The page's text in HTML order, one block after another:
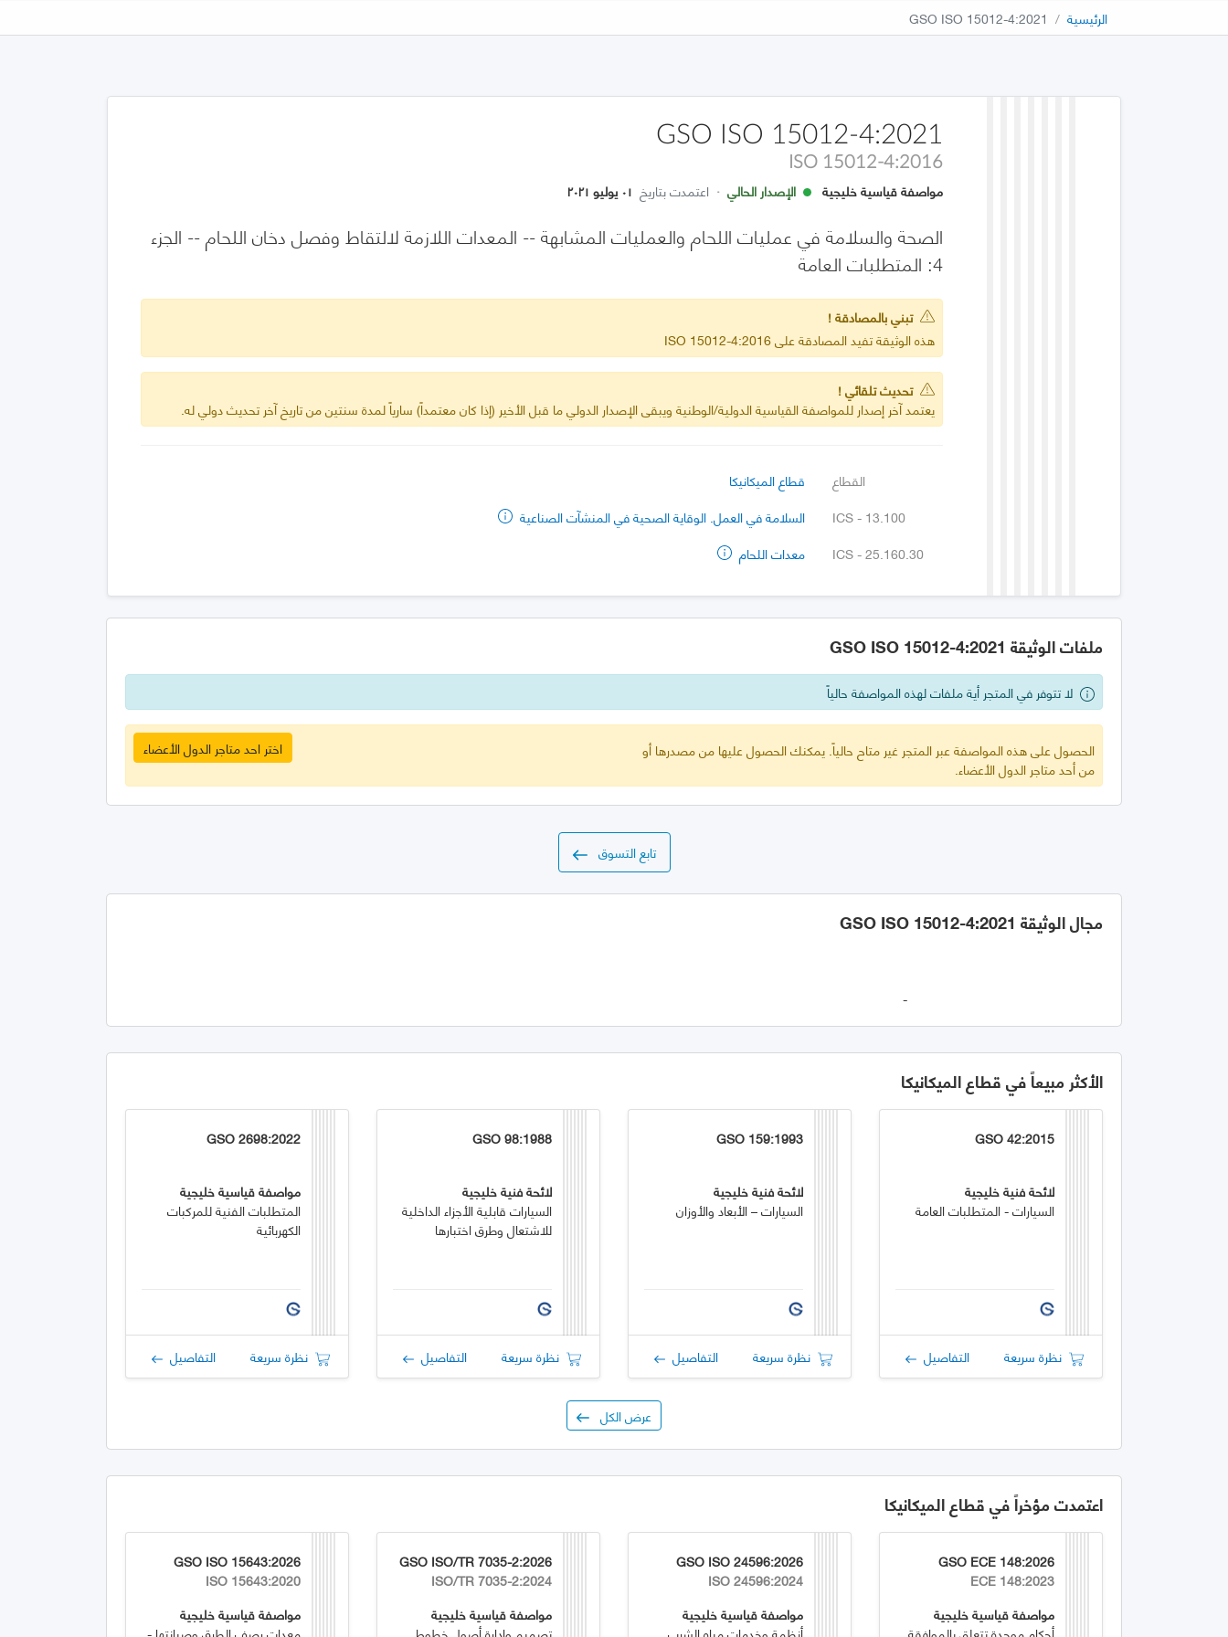
الرئيسية GSO ISO 15012-4:2021
GSO ISO 15012-4:2021
ISO 15012-4:2016
مواصفة قياسية خليجية الإصدار الحالي · اعتمدت بتاريخ ٠١ يوليو ٢٠٢١
الصحة والسلامة في عمليات اللحام والعمليات المشابهة -- المعدات اللازمة لالتقاط وفصل دخان اللحام -- الجزء
4: المتطلبات العامة
تبني بالمصادقة !
هذه الوثيقة تفيد المصادقة على ISO 15012-4:2016
تحديث تلقائي !
يعتمد آخر إصدار للمواصفة القياسية الدولية/الوطنية ويبقى الإصدار الدولي ما قبل الأخير (إذا كان معتمداً) سارياً لمدة سنتين من تاريخ آخر تحديث دولي له.
القطاع
قطاع الميكانيكا
ICS - 13.100
السلامة في العمل. الوقاية الصحية في المنشآت الصناعية
ICS - 25.160.30
معدات اللحام
ملفات الوثيقة GSO ISO 15012-4:2021
لا تتوفر في المتجر أية ملفات لهذه المواصفة حالياً
الحصول على هذه المواصفة عبر المتجر غير متاح حالياً. يمكنك الحصول عليها من مصدرها أو
من أحد متاجر الدول الأعضاء.
اختر احد متاجر الدول الأعضاء
تابع التسوق
مجال الوثيقة GSO ISO 15012-4:2021
-
الأكثر مبيعاً في قطاع الميكانيكا
GSO 42:2015
لائحة فنية خليجية
السيارات - المتطلبات العامة
نظرة سريعة التفاصيل
GSO 159:1993
لائحة فنية خليجية
السيارات – الأبعاد والأوزان
نظرة سريعة التفاصيل
GSO 98:1988
لائحة فنية خليجية
السيارات قابلية الأجزاء الداخلية
للاشتعال وطرق اختبارها
نظرة سريعة التفاصيل
GSO 2698:2022
مواصفة قياسية خليجية
المتطلبات الفنية للمركبات
الكهربائية
نظرة سريعة التفاصيل
عرض الكل
اعتمدت مؤخراً في قطاع الميكانيكا
GSO ECE 148:2026
ECE 148:2023
مواصفة قياسية خليجية
أحكام موحدة تتعلق بالموافقة
GSO ISO 24596:2026
ISO 24596:2024
مواصفة قياسية خليجية
أنظمة وخدمات مياه الشرب
GSO ISO/TR 7035-2:2026
ISO/TR 7035-2:2024
مواصفة قياسية خليجية
تصميم وإدارة أصول خطوط
GSO ISO 15643:2026
ISO 15643:2020
مواصفة قياسية خليجية
معدات رصف الطرق وصيانتها -